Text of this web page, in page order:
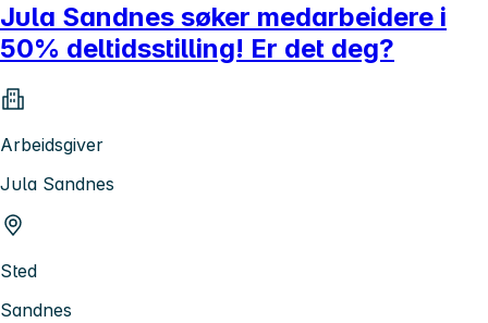
Jula Sandnes søker medarbeidere i
50% deltidsstilling! Er det deg?
Arbeidsgiver
Jula Sandnes
Sted
Sandnes